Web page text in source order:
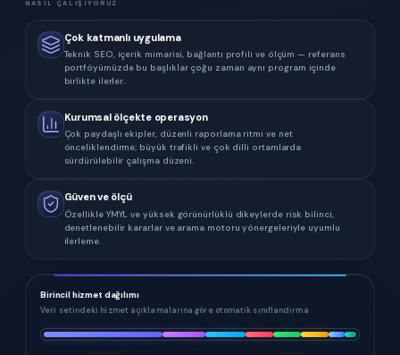
NASIL ÇALIŞIYORUZ
Çok katmanlı uygulama
Teknik SEO, içerik mimarisi, bağlantı profili ve ölçüm — referans
portföyümüzde bu başlıklar çoğu zaman aynı program içinde
birlikte ilerler.
Kurumsal ölçekte operasyon
Çok paydaşlı ekipler, düzenli raporlama ritmi ve net
önceliklendirme; büyük trafikli ve çok dilli ortamlarda
sürdürülebilir çalışma düzeni.
Güven ve ölçü
Özellikle YMYL ve yüksek görünürlüklü dikeylerde risk bilinci,
denetlenebilir kararlar ve arama motoru yönergeleriyle uyumlu
ilerleme.
Birincil hizmet dağılımı
Veri setindeki hizmet açıklamalarına göre otomatik sınıflandırma